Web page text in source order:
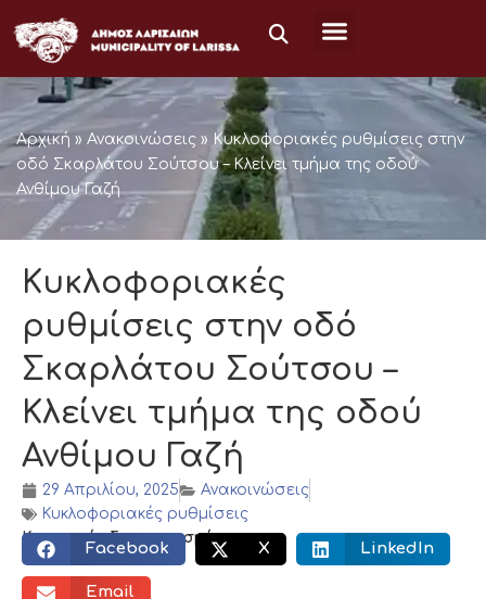
στο
περιεχόμενο
Αρχική » Ανακοινώσεις » Κυκλοφοριακές ρυθμίσεις στην
οδό Σκαρλάτου Σούτσου – Κλείνει τμήμα της οδού
Ανθίμου Γαζή
Κυκλοφοριακές
ρυθμίσεις στην οδό
Σκαρλάτου Σούτσου –
Κλείνει τμήμα της οδού
Ανθίμου Γαζή
29 Απριλίου, 2025
Ανακοινώσεις
Κυκλοφοριακές ρυθμίσεις
Κοινωνικός διαμοιρασμός:
Facebook X LinkedIn
Email